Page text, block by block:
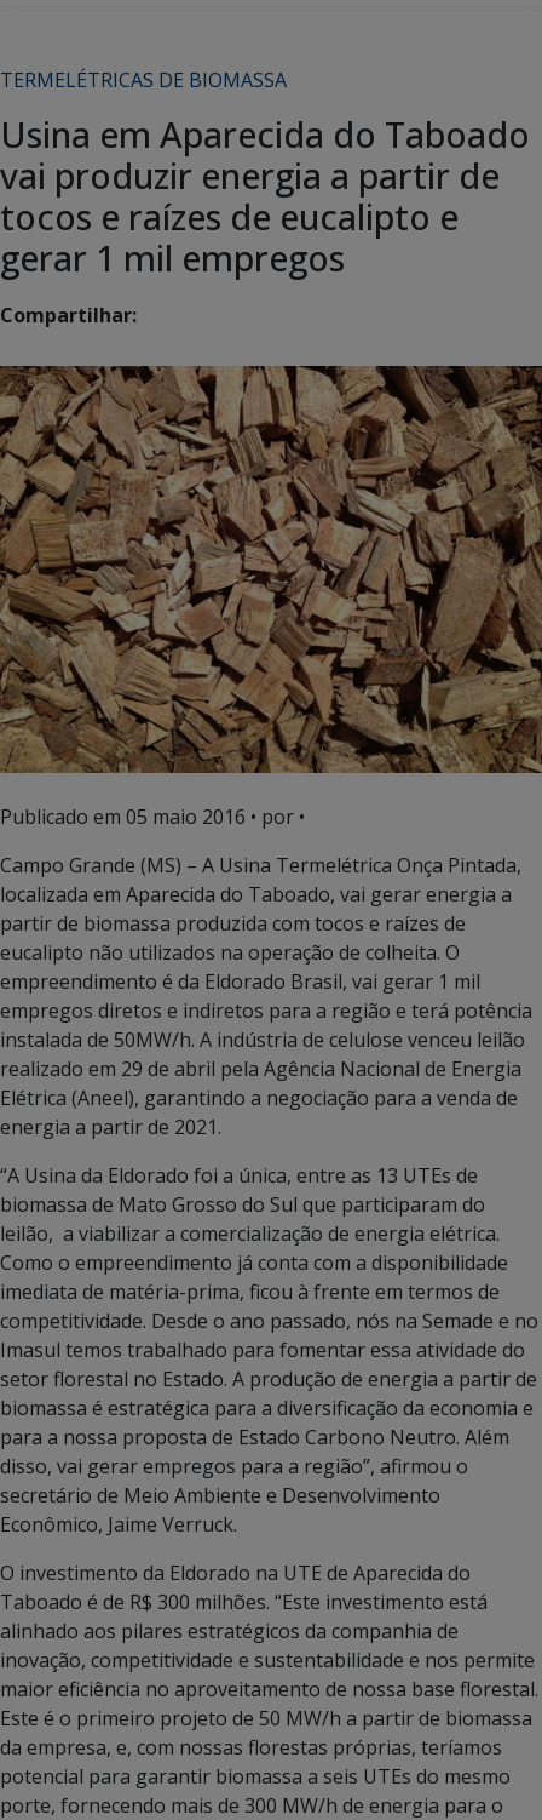
TERMELÉTRICAS DE BIOMASSA
Usina em Aparecida do Taboado
vai produzir energia a partir de
tocos e raízes de eucalipto e
gerar 1 mil empregos
Compartilhar:
Publicado em 05 maio 2016 • por •
Campo Grande (MS) – A Usina Termelétrica Onça Pintada,
localizada em Aparecida do Taboado, vai gerar energia a
partir de biomassa produzida com tocos e raízes de
eucalipto não utilizados na operação de colheita. O
empreendimento é da Eldorado Brasil, vai gerar 1 mil
empregos diretos e indiretos para a região e terá potência
instalada de 50MW/h. A indústria de celulose venceu leilão
realizado em 29 de abril pela Agência Nacional de Energia
Elétrica (Aneel), garantindo a negociação para a venda de
energia a partir de 2021.
“A Usina da Eldorado foi a única, entre as 13 UTEs de
biomassa de Mato Grosso do Sul que participaram do
leilão, a viabilizar a comercialização de energia elétrica.
Como o empreendimento já conta com a disponibilidade
imediata de matéria-prima, ficou à frente em termos de
competitividade. Desde o ano passado, nós na Semade e no
Imasul temos trabalhado para fomentar essa atividade do
setor florestal no Estado. A produção de energia a partir de
biomassa é estratégica para a diversificação da economia e
para a nossa proposta de Estado Carbono Neutro. Além
disso, vai gerar empregos para a região”, afirmou o
secretário de Meio Ambiente e Desenvolvimento
Econômico, Jaime Verruck.
O investimento da Eldorado na UTE de Aparecida do
Taboado é de R$ 300 milhões. “Este investimento está
alinhado aos pilares estratégicos da companhia de
inovação, competitividade e sustentabilidade e nos permite
maior eficiência no aproveitamento de nossa base florestal.
Este é o primeiro projeto de 50 MW/h a partir de biomassa
da empresa, e, com nossas florestas próprias, teríamos
potencial para garantir biomassa a seis UTEs do mesmo
porte, fornecendo mais de 300 MW/h de energia para o